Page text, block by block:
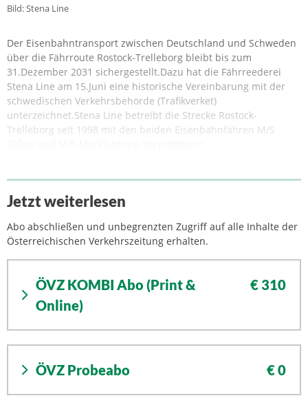
Bild: Stena Line
Der Eisenbahntransport zwischen Deutschland und Schweden
über die Fährroute Rostock-Trelleborg bleibt bis zum
31.Dezember 2031 sichergestellt.Dazu hat die Fährreederei
Stena Line am 15.Juni eine historische Vereinbarung mit der
schwedischen Verkehrsbehörde (Trafikverket)
unterzeichnet.Stena Line betreibt die Strecke Rostock-
Trelleborg seit 1998 mit den beiden Eisenbahnfähren M/S
Jetzt weiterlesen
Abo abschließen und unbegrenzten Zugriff auf alle Inhalte der
Österreichischen Verkehrszeitung erhalten.
ÖVZ KOMBI Abo (Print &
Online)
€ 310
ÖVZ Probeabo € 0